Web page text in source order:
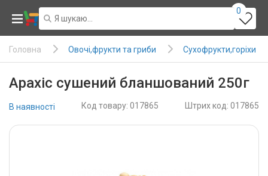
0
Головна Овочі,фрукти та гриби Сухофрукти,горіхи
Арахіс сушений бланшований 250г
В наявності Код товару: 017865 Штрих код: 017865